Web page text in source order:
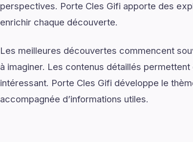
perspectives. Porte Cles Gifi apporte des
enrichir chaque découverte.
Les meilleures découvertes commencent
à imaginer. Les contenus détaillés
intéressant. Porte Cles Gifi développe le
accompagnée d’informations utiles.